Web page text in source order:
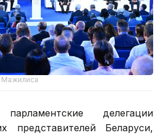
делегации
представителей Беларуси,